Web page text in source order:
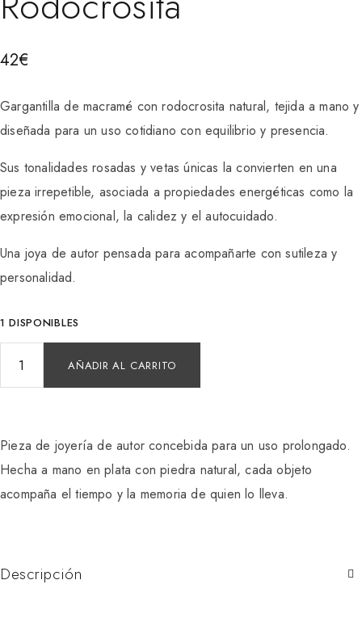
42€
Gargantilla de macramé con rodocrosita natural, tejida a mano y
diseñada para un uso cotidiano con equilibrio y presencia.
Sus tonalidades rosadas y vetas únicas la convierten en una
pieza irrepetible, asociada a propiedades energéticas como la
expresión emocional, la calidez y el autocuidado.
Una joya de autor pensada para acompañarte con sutileza y
personalidad.
1 DISPONIBLES
AÑADIR AL CARRITO
Pieza de joyería de autor concebida para un uso prolongado.
Hecha a mano en plata con piedra natural, cada objeto
acompaña el tiempo y la memoria de quien lo lleva.
Descripción